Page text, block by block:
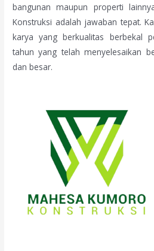
bangunan maupun properti
Konstruksi adalah jawaban tepat.
karya yang berkualitas berbekal
tahun yang telah menyelesaikan
dan besar.